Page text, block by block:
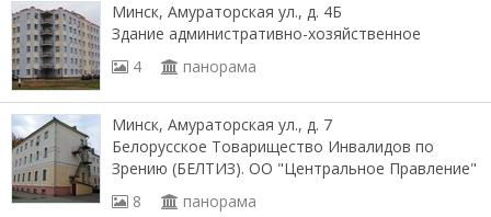
Минск, Амураторская ул., д. 4Б
Здание административно-хозяйственное
4
панорама
Минск, Амураторская ул., д. 7
Белорусское Товарищество Инвалидов по
Зрению (БЕЛТИЗ). ОО "Центральное Правление"
8
панорама